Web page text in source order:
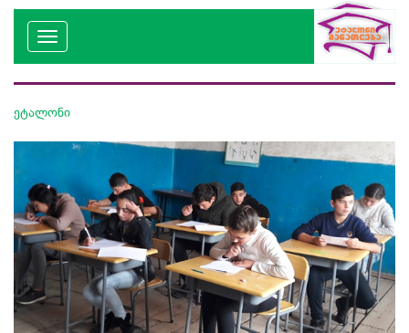
ეტალონი